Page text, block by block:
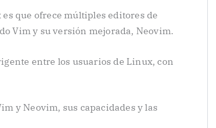
que ofrece múltiples editores de
Vim y su versión mejorada, Neovim.
entre los usuarios de Linux, con
y Neovim, sus capacidades y las